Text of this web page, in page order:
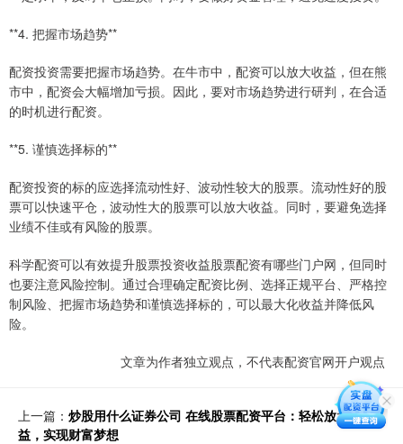
**4. 把握市场趋势**
配资投资需要把握市场趋势。在牛市中，配资可以放大收益，但在熊
市中，配资会大幅增加亏损。因此，要对市场趋势进行研判，在合适
的时机进行配资。
**5. 谨慎选择标的**
配资投资的标的应选择流动性好、波动性较大的股票。流动性好的股
票可以快速平仓，波动性大的股票可以放大收益。同时，要避免选择
业绩不佳或有风险的股票。
科学配资可以有效提升股票投资收益股票配资有哪些门户网，但同时
也要注意风险控制。通过合理确定配资比例、选择正规平台、严格控
制风险、把握市场趋势和谨慎选择标的，可以最大化收益并降低风
险。
文章为作者独立观点，不代表配资官网开户观点
上一篇： 炒股用什么证券公司 在线股票配资平台：轻松放大收
益，实现财富梦想